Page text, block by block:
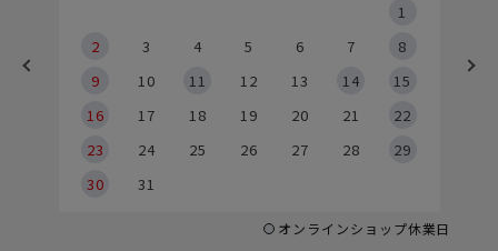
1
2
3 4 5 6 7
8
9
10 11 12 13 14
15
16
17 18 19 20 21
22
23
24 25 26 27 28
29
30
31
オンラインショップ休業日